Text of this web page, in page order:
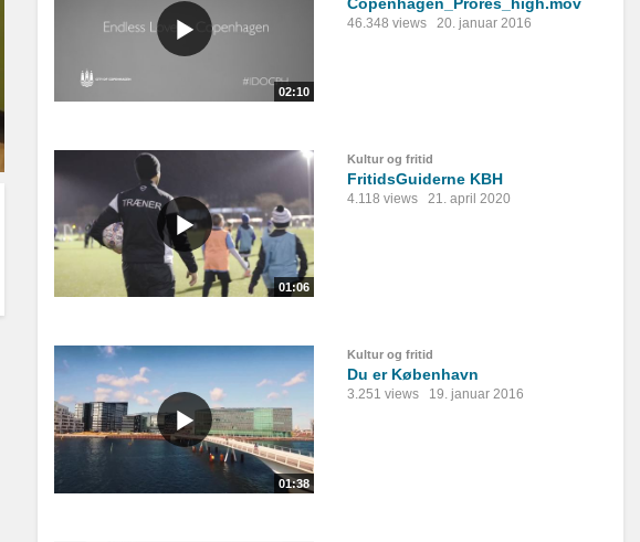
02:10
46.348 views 20. januar 2016
01:06
Kultur og fritid
FritidsGuiderne KBH
4.118 views 21. april 2020
01:38
Kultur og fritid
Du er København
3.251 views 19. januar 2016